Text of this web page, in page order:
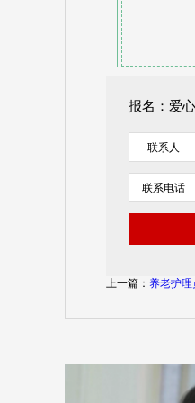
报名：爱
联系人
联系电话
上一篇： 养老护理